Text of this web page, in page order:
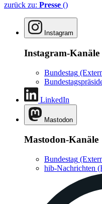
zurück zu: Presse ()
Instagram
Instagram-Kanäle
Bundestag
LinkedIn
Mastodon
Mastodon-Kanäle
Bundestag
hib-Nachrichten